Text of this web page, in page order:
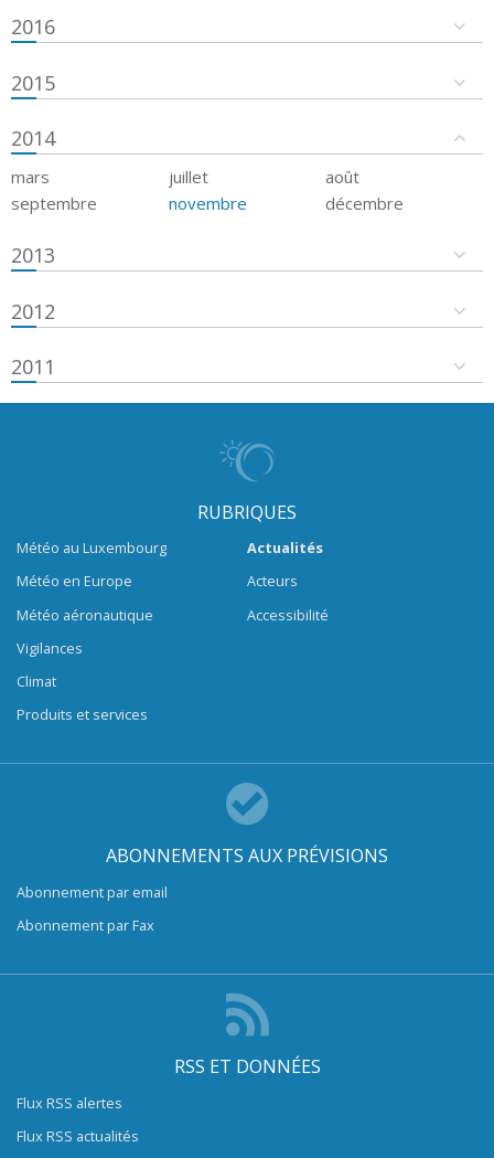
2016
2015
2014
mars juillet
août
septembre
novembre décembre
2013
2012
2011
RUBRIQUES
Météo au Luxembourg
Météo en Europe
Météo aéronautique
Vigilances
Climat
Produits et services
Actualités
Acteurs
Accessibilité
ABONNEMENTS AUX PRÉVISIONS
Abonnement par email
Abonnement par Fax
RSS ET DONNÉES
Flux RSS alertes
Flux RSS actualités